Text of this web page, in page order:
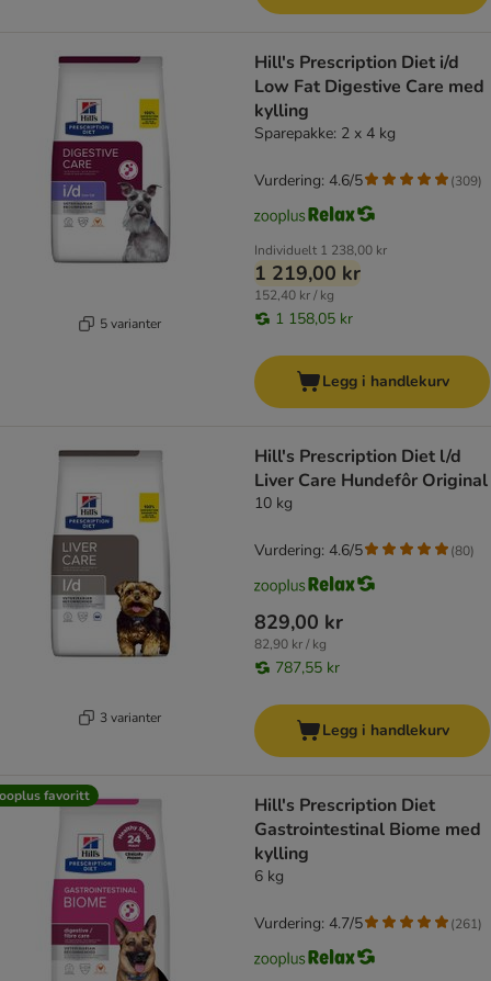
5 varianter
Hill's Prescription Diet i/d
Low Fat Digestive Care med
kylling
Sparepakke: 2 x 4 kg
Individuelt 1 238,00 kr
1 219,00 kr
152,40 kr / kg
1 158,05 kr
Vurdering: 4.6/5 (309)
Legg i handlekurv
3 varianter
Hill's Prescription Diet l/d
Liver Care Hundefôr Original
10 kg
829,00 kr
82,90 kr / kg
787,55 kr
Vurdering: 4.6/5 (80)
Legg i handlekurv
favoritt
Hill's Prescription Diet
Gastrointestinal Biome med
kylling
6 kg
Vurdering: 4.7/5 (261)